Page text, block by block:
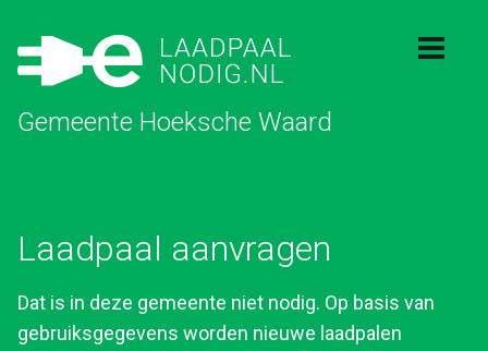
Gemeente Hoeksche Waard
Laadpaal aanvragen
Dat is in deze gemeente niet nodig. Op basis van
gebruiksgegevens worden nieuwe laadpalen